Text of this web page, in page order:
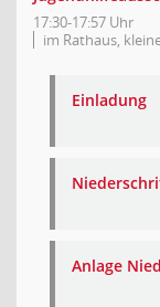
17:30-17:57 Uhr
im Rathaus,
Einladung
Anlage